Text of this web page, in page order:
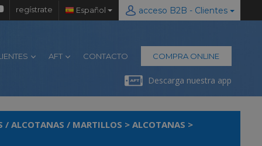
regístrate Español acceso B2B - Clientes
AFT CONTACTO COMPRA ONLINE
Descarga nuestra app
/ ALCOTANAS / MARTILLOS > ALCOTANAS >